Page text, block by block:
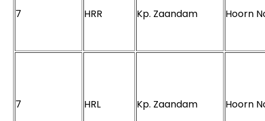
7 HRR Kp. Zaandam Hoorn
7 HRL Kp. Zaandam Hoorn